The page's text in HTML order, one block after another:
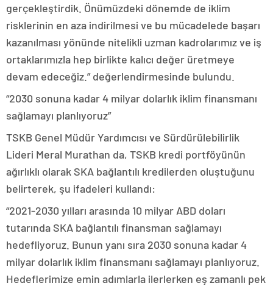
gerçekleştirdik. Önümüzdeki dönemde de iklim
risklerinin en aza indirilmesi ve bu mücadelede başarı
kazanılması yönünde nitelikli uzman kadrolarımız ve iş
ortaklarımızla hep birlikte kalıcı değer üretmeye
devam edeceğiz.” değerlendirmesinde bulundu.
“2030 sonuna kadar 4 milyar dolarlık iklim finansmanı
sağlamayı planlıyoruz”
TSKB Genel Müdür Yardımcısı ve Sürdürülebilirlik
Lideri Meral Murathan da, TSKB kredi portföyünün
ağırlıklı olarak SKA bağlantılı kredilerden oluştuğunu
belirterek, şu ifadeleri kullandı:
“2021-2030 yılları arasında 10 milyar ABD doları
tutarında SKA bağlantılı finansman sağlamayı
hedefliyoruz. Bunun yanı sıra 2030 sonuna kadar 4
milyar dolarlık iklim finansmanı sağlamayı planlıyoruz.
Hedeflerimize emin adımlarla ilerlerken eş zamanlı pek